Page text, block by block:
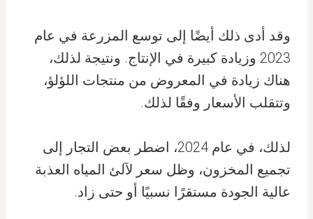
وقد أدى ذلك أيضًا إلى توسع المزرعة في عام
2023 وزيادة كبيرة في الإنتاج. ونتيجة لذلك،
هناك زيادة في المعروض من منتجات اللؤلؤ،
وتتقلب الأسعار وفقًا لذلك.
لذلك، في عام 2024، اضطر بعض التجار إلى
تجميع المخزون، وظل سعر لآلئ المياه العذبة
عالية الجودة مستقرًا نسبيًا أو حتى زاد.